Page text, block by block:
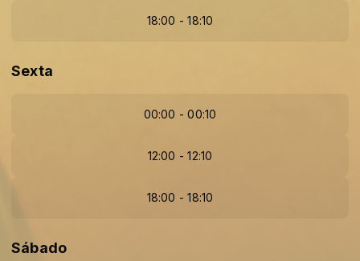
18:00 - 18:10
Sexta
00:00 - 00:10
12:00 - 12:10
18:00 - 18:10
Sábado